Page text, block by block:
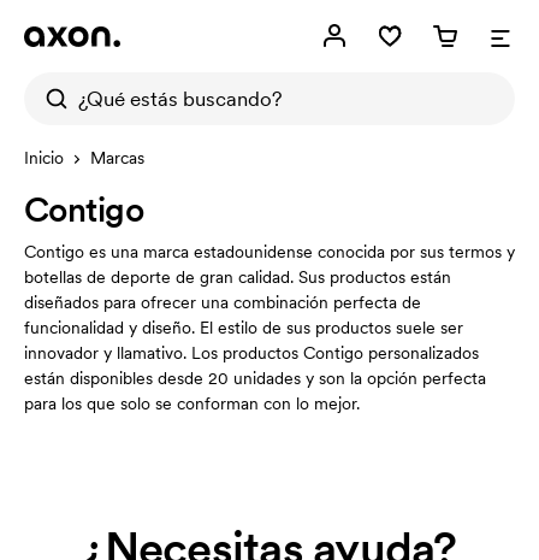
Inicio Marcas
Contigo
Contigo es una marca estadounidense conocida por sus termos y
botellas de deporte de gran calidad. Sus productos están
diseñados para ofrecer una combinación perfecta de
funcionalidad y diseño. El estilo de sus productos suele ser
innovador y llamativo. Los productos Contigo personalizados
están disponibles desde 20 unidades y son la opción perfecta
para los que solo se conforman con lo mejor.